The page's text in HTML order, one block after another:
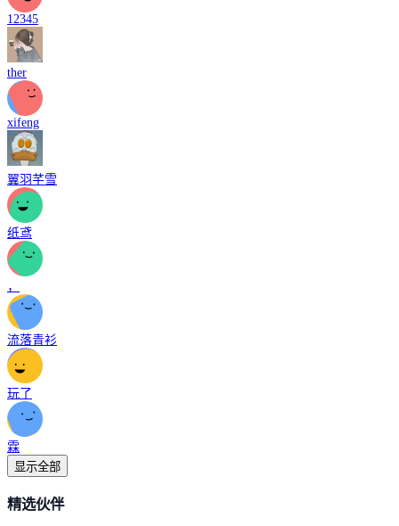
12345
ther
xifeng
翼羽芊雪
纸鸢
，
流落青衫
玩了
霖
显示全部
精选伙伴